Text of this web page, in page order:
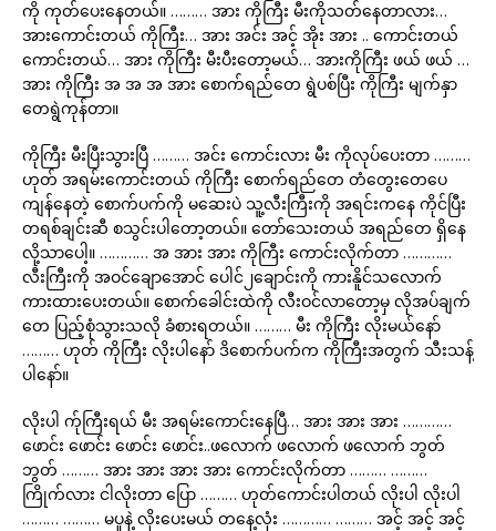
ကို ကုတ်ပေးနေတယ်။ ……… အား ကိုကြီး မီးကိုသတ်နေတာလား…
အားကောင်းတယ် ကိုကြီး… အား အင်း အင့် အိုး အား .. ကောင်းတယ်
ကောင်းတယ်… အား ကိုကြီး မီးပီးတော့မယ်… အားကိုကြီး ဖယ် ဖယ် …
အား ကိုကြီး အ အ အ အား စောက်ရည်တေ ရွဲပစ်ပြီး ကိုကြီး မျက်နှာ
တေရွဲကုန်တာ။
ကိုကြီး မီးပြီးသွားပြီ ……… အင်း ကောင်းလား မီး ကိုလုပ်ပေးတာ ………
ဟုတ် အရမ်းကောင်းတယ် ကိုကြီး စောက်ရည်တေ တံတွေးတေပေ
ကျန်နေတဲ့ စောက်ပက်ကို မဆေးပဲ သူ့လီးကြီးကို အရင်းကနေ ကိုင်ပြီး
တရစ်ချင်းဆီ စသွင်းပါတော့တယ်။ တော်သေးတယ် အရည်တေ ရှိနေ
လို့သာပေါ့။ ………… အ အား အား ကိုကြီး ကောင်းလိုက်တာ …………
လီးကြီးကို အဝင်ချောအောင် ပေါင်၂ချောင်းကို ကားနိူင်သလောက်
ကားထားပေးတယ်။ စောက်ခေါင်းထဲကို လီးဝင်လာတော့မှ လိုအပ်ချက်
တေ ပြည့်စုံသွားသလို ခံစားရတယ်။ ……… မီး ကိုကြီး လိုးမယ်နော်
……… ဟုတ် ကိုကြီး လိုးပါနော် ဒိစောက်ပက်က ကိုကြီးအတွက် သီးသန့်
ပါနော်။
လိုးပါ က်ုကြီးရယ် မီး အရမ်းကောင်းနေပြီ… အား အား အား …………
ဖောင်း ဖောင်း ဖောင်း ဖောင်း..ဖလောက် ဖလောက် ဖလောက် ဘွတ်
ဘွတ် ……… အား အား အား အား ကောင်းလိုက်တာ ……… ………
ကြိုက်လား ငါလိုးတာ ပြော ……… ဟုတ်ကောင်းပါတယ် လိုးပါ လိုးပါ
……… ……… မပူနဲ့ လိုးပေးမယ် တနေ့လုံး ………… ……… အင့် အင့် အင့်